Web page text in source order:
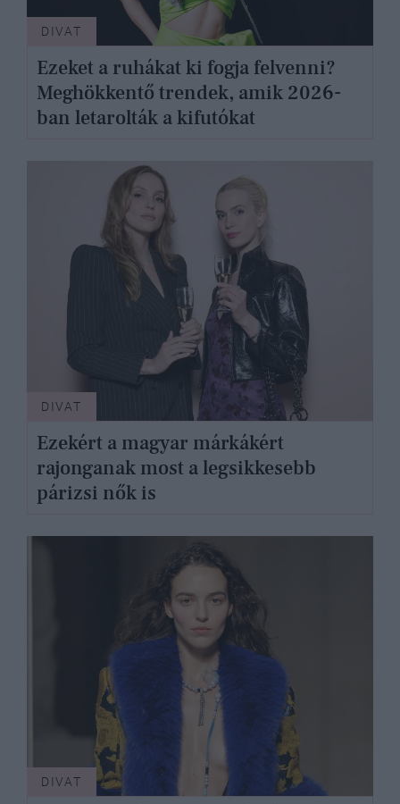
DIVAT
Ezeket a ruhákat ki fogja felvenni?
Meghökkentő trendek, amik 2026-
ban letarolták a kifutókat
DIVAT
Ezekért a magyar márkákért
rajonganak most a legsikkesebb
párizsi nők is
DIVAT